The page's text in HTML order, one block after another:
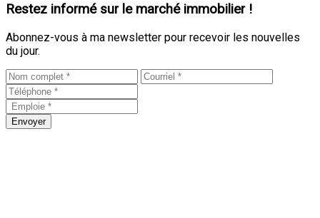
Restez informé sur le marché immobilier !
Abonnez-vous à ma newsletter pour recevoir les nouvelles
du jour.
Envoyer